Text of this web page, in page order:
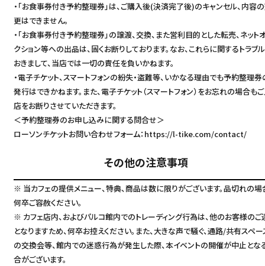
・「お食事券付き予約整理券」は、ご購入後(決済完了後)のキャンセル、内容
更はできません。
・「お食事券付き予約整理券」の譲渡、交換、また営利目的とした転売、ネット
クション等への出品は、固くお断りしております。なお、これらに関するトラブ
おきまして、当店では一切の責任を負いかねます。
・電子チケット、スマートフォンの紛失・盗難等、いかなる理由でも予約整理
発行はできかねます。また、電子チケット（スマートフォン）をお忘れの場合も
店をお断りさせていただきます。
＜予約整理券のお申し込みに関する問合せ＞
ローソンチケットお問い合わせフォーム： https://l-tike.com/contact/
その他の注意事項
※ 当カフェの提供メニュー、特典、商品は数に限りがございます。品切れの
何卒ご容赦ください。
※ カフェ店内、およびパルコ館内でのトレーディング行為は、他のお客様のご
となりますため、何卒お控えください。また、大きな声で騒ぐ、通路/共有スペ
の交換会等、館内での迷惑行為が発生した際、本イベントの開催が中止とな
合がございます。